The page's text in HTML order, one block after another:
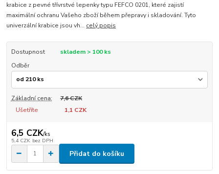
krabice z pevné třívrstvé lepenky typu FEFCO 0201, které zajistí
maximální ochranu Vašeho zboží během přepravy i skladování. Tyto
univerzální krabice jsou vh... celý popis
Dostupnost
skladem > 100 ks
Odběr
Základní cena:
7,6 CZK
Ušetříte
1,1 CZK
6,5 CZK/ks
5,4 CZK bez DPH
Přidat do košíku